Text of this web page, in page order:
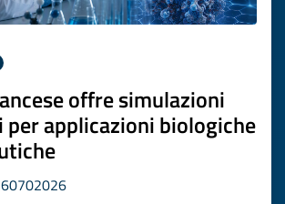
offre simulazioni
per applicazioni biologiche